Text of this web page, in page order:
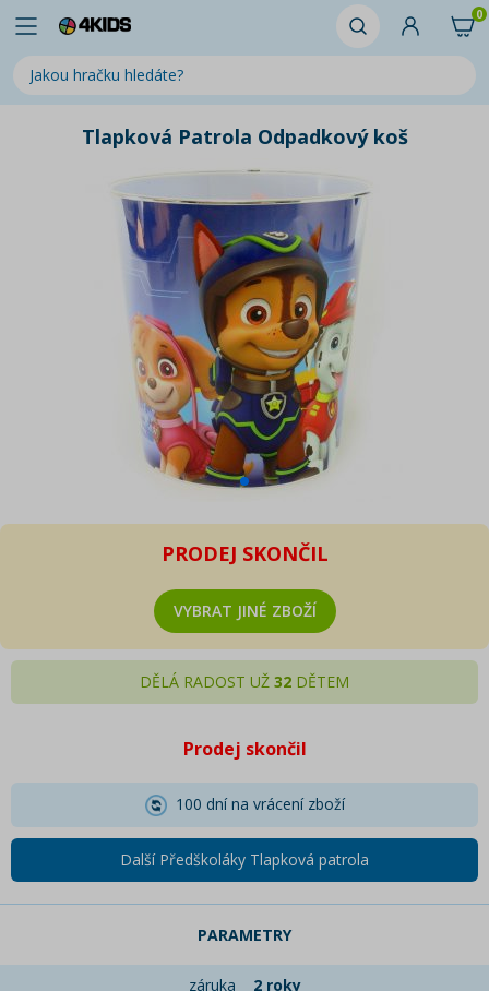
0
Tlapková Patrola Odpadkový koš
PRODEJ SKONČIL
VYBRAT JINÉ ZBOŽÍ
DĚLÁ RADOST UŽ 32 DĚTEM
Prodej skončil
100 dní na vrácení zboží
Další Předškoláky Tlapková patrola
PARAMETRY
záruka
2 roky